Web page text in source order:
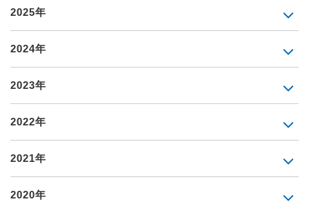
2025年
2024年
2023年
2022年
2021年
2020年